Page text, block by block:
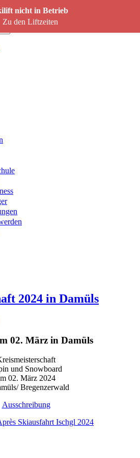
2024 in Damüls
02. März in Damüls
und Snowboard
02. März 2024
Bregenzerwald
Ausschreibung
Skiausfahrt Ischgl 2024
nicht in Betrieb
Zu den Liftzeiten